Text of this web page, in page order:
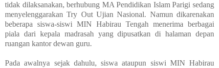
tidak dilaksanakan, berhubung MA Pendidikan Islam Parigi sedang
menyelenggarakan Try Out Ujian Nasional. Namun dikarenakan
beberapa siswa-siswi MIN Habirau Tengah menerima berbagai
piala dari kepala madrasah yang dipusatkan di halaman depan
ruangan kantor dewan guru.
Pada awalnya sejak dahulu, siswa ataupun siswi MIN Habirau